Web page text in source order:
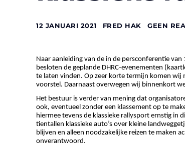
12 JANUARI 2021 FRED HAK GEEN
Naar aanleiding van de in de persconferentie
besloten de geplande DHRC-evenementen
te laten vinden. Op zeer korte termijn komen wij
voorstel. Daarnaast overwegen wij binnenkort
Het bestuur is verder van mening dat
ook, eventueel zonder een klassement op te
hiermee tevens de klassieke rallysport ernstig in
tientallen klassieke auto’s over kleine
blijven en alleen noodzakelijke reizen te maken
onverantwoord.